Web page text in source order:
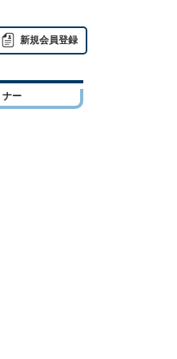
新規会員登録
ナー